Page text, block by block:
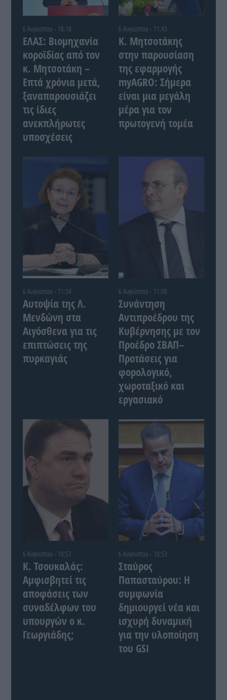
6 Αυγούστου - 18:18
ΕΛΑΣ: Βιομηχανία
κοροϊδίας από τον
κ. Μητσοτάκη –
Επτά χρόνια μετά,
ξαναπαρουσιάζει
τις ίδιες
ανεκπλήρωτες
υποσχέσεις
6 Αυγούστου - 11:43
Κ. Μητσοτάκης
στην παρουσίαση
της εφαρμογής
myAGRO: Σήμερα
είναι μια μεγάλη
μέρα για τον
πρωτογενή τομέα
6 Αυγούστου - 11:34
Αυτοψία της Λ.
Μενδώνη στα
Αιγόσθενα για τις
επιπτώσεις της
πυρκαγιάς
6 Αυγούστου - 11:08
Συνάντηση
Αντιπροέδρου της
Κυβέρνησης με τον
Προέδρο ΣΒΑΠ–
Προτάσεις για
φορολογικό,
χωροταξικό και
εργασιακό
6 Αυγούστου - 10:57
Κ. Τσουκαλάς:
Αμφισβητεί τις
αποφάσεις των
συναδέλφων του
υπουργών ο κ.
Γεωργιάδης;
6 Αυγούστου - 10:53
Σταύρος
Παπασταύρου: Η
συμφωνία
δημιουργεί νέα και
ισχυρή δυναμική
για την υλοποίηση
του GSI